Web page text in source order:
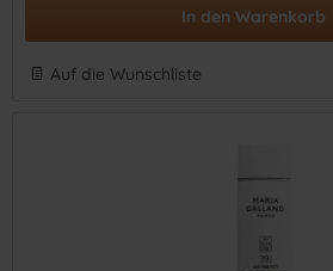
In den Warenkorb
Auf die Wunschliste